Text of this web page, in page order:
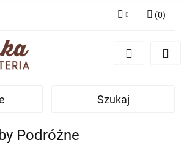
Zaloguj się
Zgody cookies
(0)
Szukaj
Podróżne